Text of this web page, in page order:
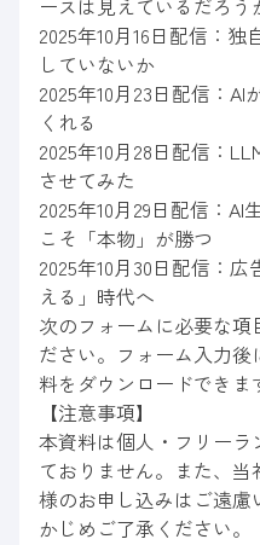
ースは見えているだろう
2025年10月16日配信：
していないか
2025年10月23日配信：
くれる
2025年10月28日配信：
させてみた
2025年10月29日配信：
こそ「本物」が勝つ
2025年10月30日配信：
える」時代へ
次のフォームに必要な項
ださい。フォーム入力
料をダウンロードできま
【注意事項】
本資料は個人・フリーラ
ておりません。また、
様のお申し込みはご遠慮
かじめご了承ください。